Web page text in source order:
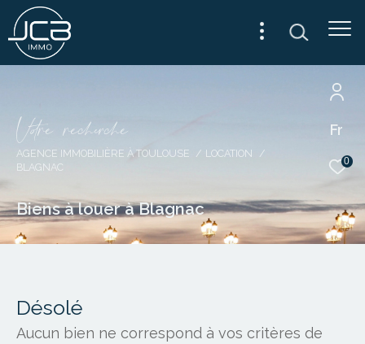
Fr
0
Vore recece
AGENCE IMMOBILIÈRE À TOULOUSE
LOCATION
BLAGNAC
Biens à louer à Blagnac
Désolé
Aucun bien ne correspond à vos critères de